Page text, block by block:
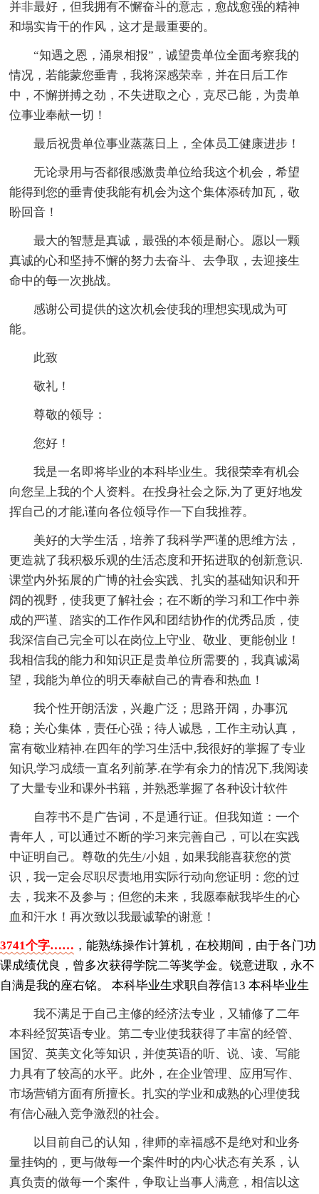
并非最好，但我拥有不懈奋斗的意志，愈战愈强的精神
和塌实肯干的作风，这才是最重要的。
“知遇之恩，涌泉相报”，诚望贵单位全面考察我的
情况，若能蒙您垂青，我将深感荣幸，并在日后工作
中，不懈拼搏之劲，不失进取之心，克尽己能，为贵单
位事业奉献一切！
最后祝贵单位事业蒸蒸日上，全体员工健康进步！
无论录用与否都很感激贵单位给我这个机会，希望
能得到您的垂青使我能有机会为这个集体添砖加瓦，敬
盼回音！
最大的智慧是真诚，最强的本领是耐心。愿以一颗
真诚的心和坚持不懈的努力去奋斗、去争取，去迎接生
命中的每一次挑战。
感谢公司提供的这次机会使我的理想实现成为可
能。
此致
敬礼！
尊敬的领导：
您好！
我是一名即将毕业的本科毕业生。我很荣幸有机会
向您呈上我的个人资料。在投身社会之际,为了更好地发
挥自己的才能,谨向各位领导作一下自我推荐。
美好的大学生活，培养了我科学严谨的思维方法，
更造就了我积极乐观的生活态度和开拓进取的创新意识.
课堂内外拓展的广博的社会实践、扎实的基础知识和开
阔的视野，使我更了解社会；在不断的学习和工作中养
成的严谨、踏实的工作作风和团结协作的优秀品质，使
我深信自己完全可以在岗位上守业、敬业、更能创业！
我相信我的能力和知识正是贵单位所需要的，我真诚渴
望，我能为单位的明天奉献自己的青春和热血！
我个性开朗活泼，兴趣广泛；思路开阔，办事沉
稳；关心集体，责任心强；待人诚恳，工作主动认真，
富有敬业精神.在四年的学习生活中,我很好的掌握了专业
知识,学习成绩一直名列前茅.在学有余力的情况下,我阅读
了大量专业和课外书籍，并熟悉掌握了各种设计软件
自荐书不是广告词，不是通行证。但我知道：一个
青年人，可以通过不断的学习来完善自己，可以在实践
中证明自己。尊敬的先生/小姐，如果我能喜获您的赏
识，我一定会尽职尽责地用实际行动向您证明：您的过
去，我来不及参与；但您的未来，我愿奉献我毕生的心
血和汗水！再次致以我最诚挚的谢意！
3741个字…… ，能熟练操作计算机，在校期间，由于各门功
课成绩优良，曾多次获得学院二等奖学金。锐意进取，永不
自满是我的座右铭。
我不满足于自己主修的经济法专业，又辅修了二年
本科经贸英语专业。第二专业使我获得了丰富的经管、
国贸、英美文化等知识，并使英语的听、说、读、写能
力具有了较高的水平。此外，在企业管理、应用写作、
市场营销方面有所擅长。扎实的学业和成熟的心理使我
有信心融入竞争激烈的社会。
以目前自己的认知，律师的幸福感不是绝对和业务
量挂钩的，更与做每一个案件时的内心状态有关系，认
真负责的做每一个案件，争取让当事人满意，相信以这
本科毕业生求职自荐信13 本科毕业生